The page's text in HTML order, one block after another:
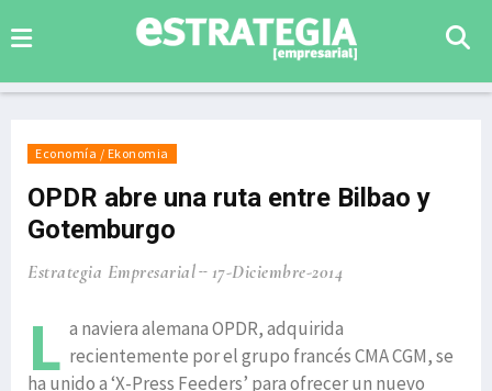
Economía / Ekonomia
OPDR abre una ruta entre Bilbao y
Gotemburgo
Estrategia Empresarial 17-Diciembre-2014
L a naviera alemana OPDR, adquirida
recientemente por el grupo francés CMA CGM, se
ha unido a ‘X-Press Feeders’ para ofrecer un nuevo